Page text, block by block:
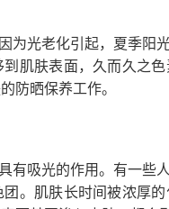
为光老化引起，夏季阳
肌肤表面，久而久之
防晒保养工作。
有吸光的作用。有一些
。肌肤长时间被浓厚